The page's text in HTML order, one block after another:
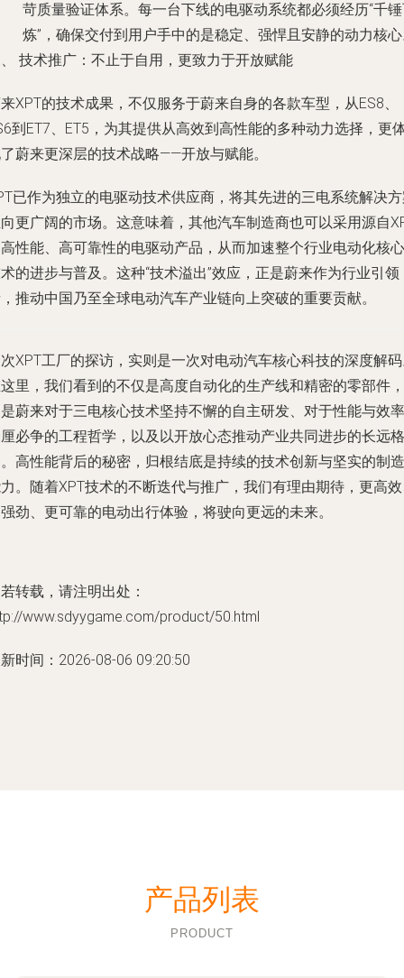
苛质量验证体系。每一台下线的电驱动系统都必须经历“千
炼”，确保交付到用户手中的是稳定、强悍且安静的动力核
技术推广：不止于自用，更致力于开放赋能
XPT的技术成果，不仅服务于蔚来自身的各款车型，从ES8、
到ET7、ET5，为其提供从高效到高性能的多种动力选择，更
蔚来更深层的技术战略——开放与赋能。
已作为独立的电驱动技术供应商，将其先进的三电系统解决
更广阔的市场。这意味着，其他汽车制造商也可以采用源自
性能、高可靠性的电驱动产品，从而加速整个行业电动化核心
的进步与普及。这种“技术溢出”效应，正是蔚来作为行业引领
推动中国乃至全球电动汽车产业链向上突破的重要贡献。
XPT工厂的探访，实则是一次对电动汽车核心科技的深度解
里，我们看到的不仅是高度自动化的生产线和精密的零部件，
蔚来对于三电核心技术坚持不懈的自主研发、对于性能与效率
必争的工程哲学，以及以开放心态推动产业共同进步的长远格
高性能背后的秘密，归根结底是持续的技术创新与坚实的制造
。随着XPT技术的不断迭代与推广，我们有理由期待，更高
劲、更可靠的电动出行体验，将驶向更远的未来。
转载，请注明出处：
www.sdyygame.com/product/50.html
时间：2026-08-06 09:20:50
产品列表
PRODUCT